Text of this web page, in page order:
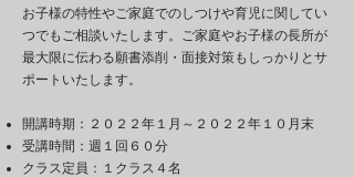
お子様の特性やご家庭でのしつけや育児に関してい
つでもご相談いたします。ご家庭やお子様の長所が
最大限に伝わる願書添削・面接対策もしっかりとサ
ポートいたします。​​
開講時期：２０２２年１月～２０２２年１０月末
受講時間：週１回６０分
クラス定員：１クラス４名